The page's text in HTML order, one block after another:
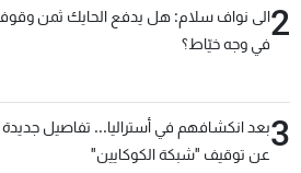
2الى نواف سلام: هل يدفع الحايك ثمن
في وجه خيّاط؟
3بعد انكشافهم في أستراليا... تفاصيل جديدة
عن توقيف "شبكة الكوكايين"